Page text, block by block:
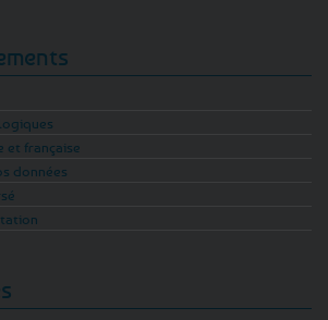
et française
données